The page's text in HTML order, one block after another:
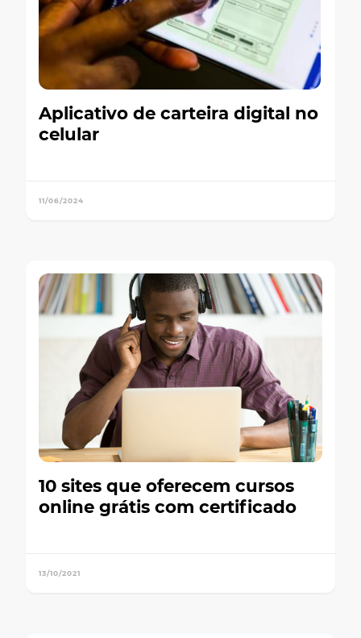
Aplicativo de carteira digital no
celular
11/06/2024
10 sites que oferecem cursos
online grátis com certificado
13/10/2021